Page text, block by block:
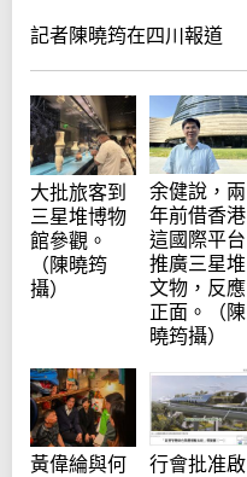
記者陳曉筠在四川報道
大批旅客到
三星堆博物
館參觀。
（陳曉筠
攝）
余健說，兩
年前借香港
這國際平台
推廣三星堆
文物，反應
正面。（陳
曉筠攝）
黃偉綸與何
行會批准啟